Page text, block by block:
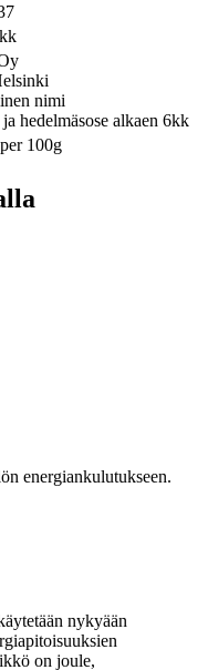
nimi
hedelmäsose alkaen 6kk
100g
energiankulutukseen.
nykyään
on joule,